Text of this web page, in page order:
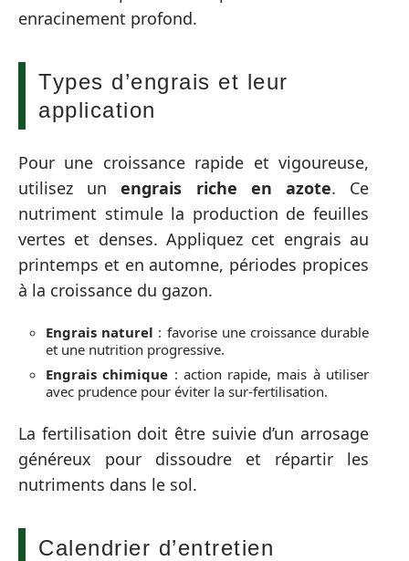
enracinement profond.
Types d’engrais et leur
application
Pour une croissance rapide et vigoureuse,
utilisez unengrais riche en azote. Ce
nutriment stimule la production de feuilles
vertes et denses. Appliquez cet engrais au
printemps et en automne, périodes propices
à la croissance du gazon.
Engrais naturel : favorise une croissance durable
et une nutrition progressive.
Engrais chimique : action rapide, mais à utiliser
avec prudence pour éviter la sur-fertilisation.
La fertilisation doit être suivie d’un arrosage
généreux pour dissoudre et répartir les
nutriments dans le sol.
Calendrier d’entretien